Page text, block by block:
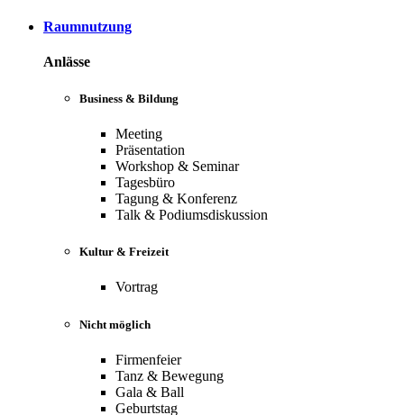
Raumnutzung
Anlässe
Business & Bildung
Meeting
Präsentation
Workshop & Seminar
Tagesbüro
Tagung & Konferenz
Talk & Podiumsdiskussion
Kultur & Freizeit
Vortrag
Nicht möglich
Firmenfeier
Tanz & Bewegung
Gala & Ball
Geburtstag